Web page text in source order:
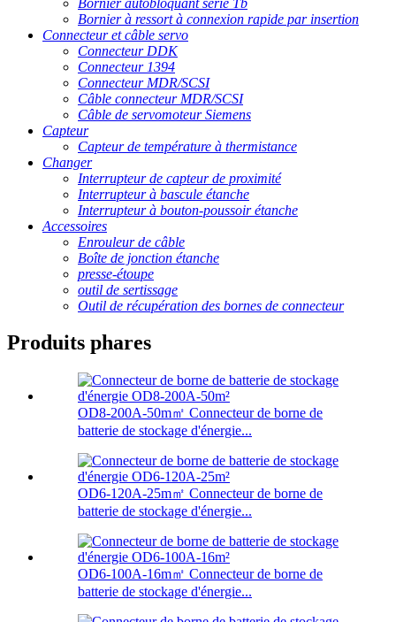
Bornier à ressort à connexion rapide par insertion
Connecteur et câble servo
Connecteur DDK
Connecteur 1394
Connecteur MDR/SCSI
Câble connecteur MDR/SCSI
Câble de servomoteur Siemens
Capteur
Capteur de température à thermistance
Changer
Interrupteur de capteur de proximité
Interrupteur à bascule étanche
Interrupteur à bouton-poussoir étanche
Accessoires
Enrouleur de câble
Boîte de jonction étanche
presse-étoupe
outil de sertissage
Outil de récupération des bornes de connecteur
Produits phares
OD8-200A-50m㎡ Connecteur de borne de
batterie de stockage d'énergie...
OD6-120A-25m㎡ Connecteur de borne de
batterie de stockage d'énergie...
OD6-100A-16m㎡ Connecteur de borne de
batterie de stockage d'énergie...